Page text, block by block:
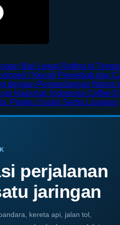
Bali Lewat Rafting di
Kenali Penyebab dan
dengan Pemandangan Warna
Nasional, Indonesia Coffee
Pelaku Usaha Serbu
perjalanan
jaringan
kereta api, jalan tol,